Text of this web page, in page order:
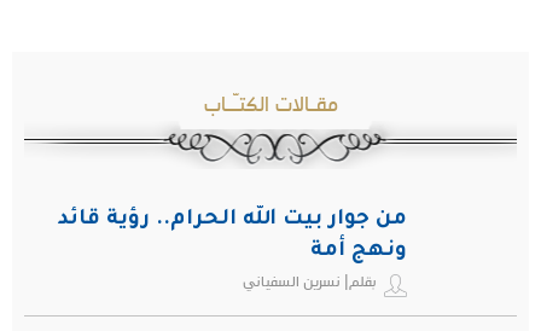
مقـالات الكتـّـاب
من جوار بيت الله الحرام.. رؤية قائد
ونهج أمة
بقلم| نسرين السفياني